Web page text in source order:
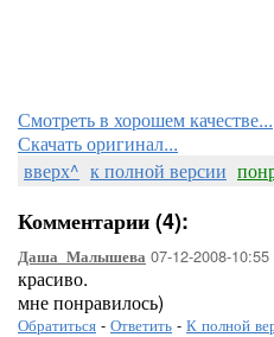
Смотреть в хорошем качестве...
Скачать оригинал...
вверх^ к полной версии
Комментарии (4):
Даша_Малышева 07-12-2008-10:55
красиво.
мне понравилось)
Обратиться - Ответить - К полной